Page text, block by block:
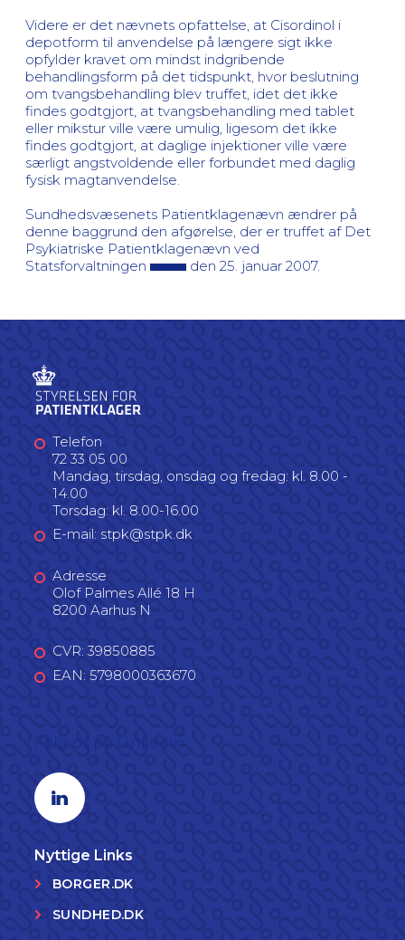
Videre er det nævnets opfattelse, at Cisordinol i
depotform til anvendelse på længere sigt ikke
opfylder kravet om mindst indgribende
behandlingsform på det tidspunkt, hvor beslutning
om tvangsbehandling blev truffet, idet det ikke
findes godtgjort, at tvangsbehandling med tablet
eller mikstur ville være umulig, ligesom det ikke
findes godtgjort, at daglige injektioner ville være
særligt angstvoldende eller forbundet med daglig
fysisk magtanvendelse.
Sundhedsvæsenets Patientklagenævn ændrer på
denne baggrund den afgørelse, der er truffet af Det
Psykiatriske Patientklagenævn ved
Statsforvaltningen
den 25. januar 2007.
Telefon
72 33 05 00
Mandag, tirsdag, onsdag og fredag: kl. 8.00 -
14.00
Torsdag: kl. 8.00-16.00
E-mail: stpk@stpk.dk
Adresse
Olof Palmes Allé 18 H
8200 Aarhus N
CVR: 39850885
EAN: 5798000363670
Linkedin profil
Nyttige Links
BORGER.DK
SUNDHED.DK